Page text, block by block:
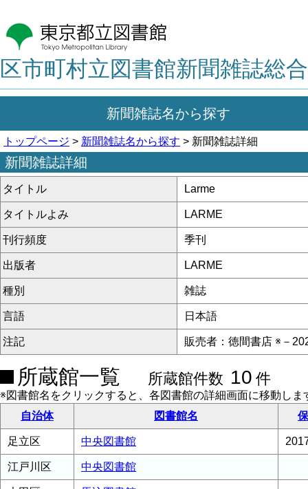
区市町村立図書館新聞雑誌総
新聞雑誌名から探す
トップページ > 新聞雑誌名から探す > 新聞雑誌詳細
新聞雑誌詳細
タイトル Larme
タイトルよみ LARME
刊行頻度 季刊
出版者 LARME
種別 雑誌
言語 日本語
注記 販売者：徳間書店 ※－
所蔵館一覧 所蔵館件数 10 件
※図書館名をクリックすると、各図書館の詳細画面に移動しま
自治体
図書館名
足立区 中央図書館
江戸川区 中央図書館